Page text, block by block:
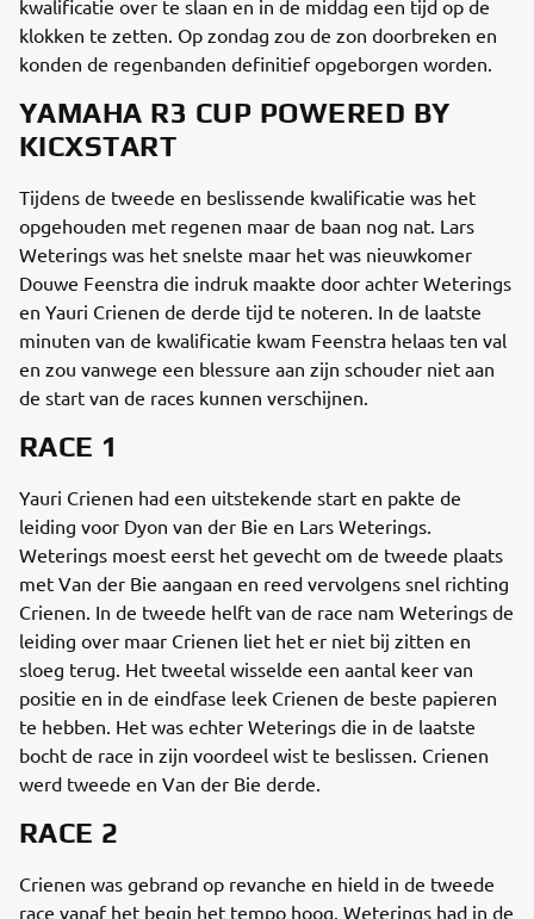
kwalificatie over te slaan en in de middag een tijd op de
klokken te zetten. Op zondag zou de zon doorbreken en
konden de regenbanden definitief opgeborgen worden.
YAMAHA R3 CUP POWERED BY
KICXSTART
Tijdens de tweede en beslissende kwalificatie was het
opgehouden met regenen maar de baan nog nat. Lars
Weterings was het snelste maar het was nieuwkomer
Douwe Feenstra die indruk maakte door achter Weterings
en Yauri Crienen de derde tijd te noteren. In de laatste
minuten van de kwalificatie kwam Feenstra helaas ten val
en zou vanwege een blessure aan zijn schouder niet aan
de start van de races kunnen verschijnen.
RACE 1
Yauri Crienen had een uitstekende start en pakte de
leiding voor Dyon van der Bie en Lars Weterings.
Weterings moest eerst het gevecht om de tweede plaats
met Van der Bie aangaan en reed vervolgens snel richting
Crienen. In de tweede helft van de race nam Weterings de
leiding over maar Crienen liet het er niet bij zitten en
sloeg terug. Het tweetal wisselde een aantal keer van
positie en in de eindfase leek Crienen de beste papieren
te hebben. Het was echter Weterings die in de laatste
bocht de race in zijn voordeel wist te beslissen. Crienen
werd tweede en Van der Bie derde.
RACE 2
Crienen was gebrand op revanche en hield in de tweede
race vanaf het begin het tempo hoog. Weterings had in de